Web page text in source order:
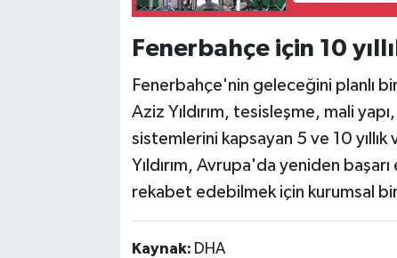
Fenerbahçe için 10
Fenerbahçe'nin geleceğini planlı
Aziz Yıldırım, tesisleşme, mali
sistemlerini kapsayan 5 ve 10 yıllık
Yıldırım, Avrupa'da yeniden
rekabet edebilmek için kurumsal
Kaynak: DHA